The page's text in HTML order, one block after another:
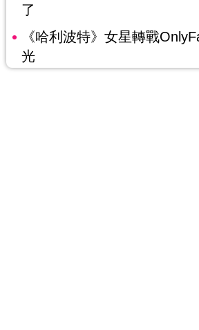
了
《哈利波特》女星轉戰
光